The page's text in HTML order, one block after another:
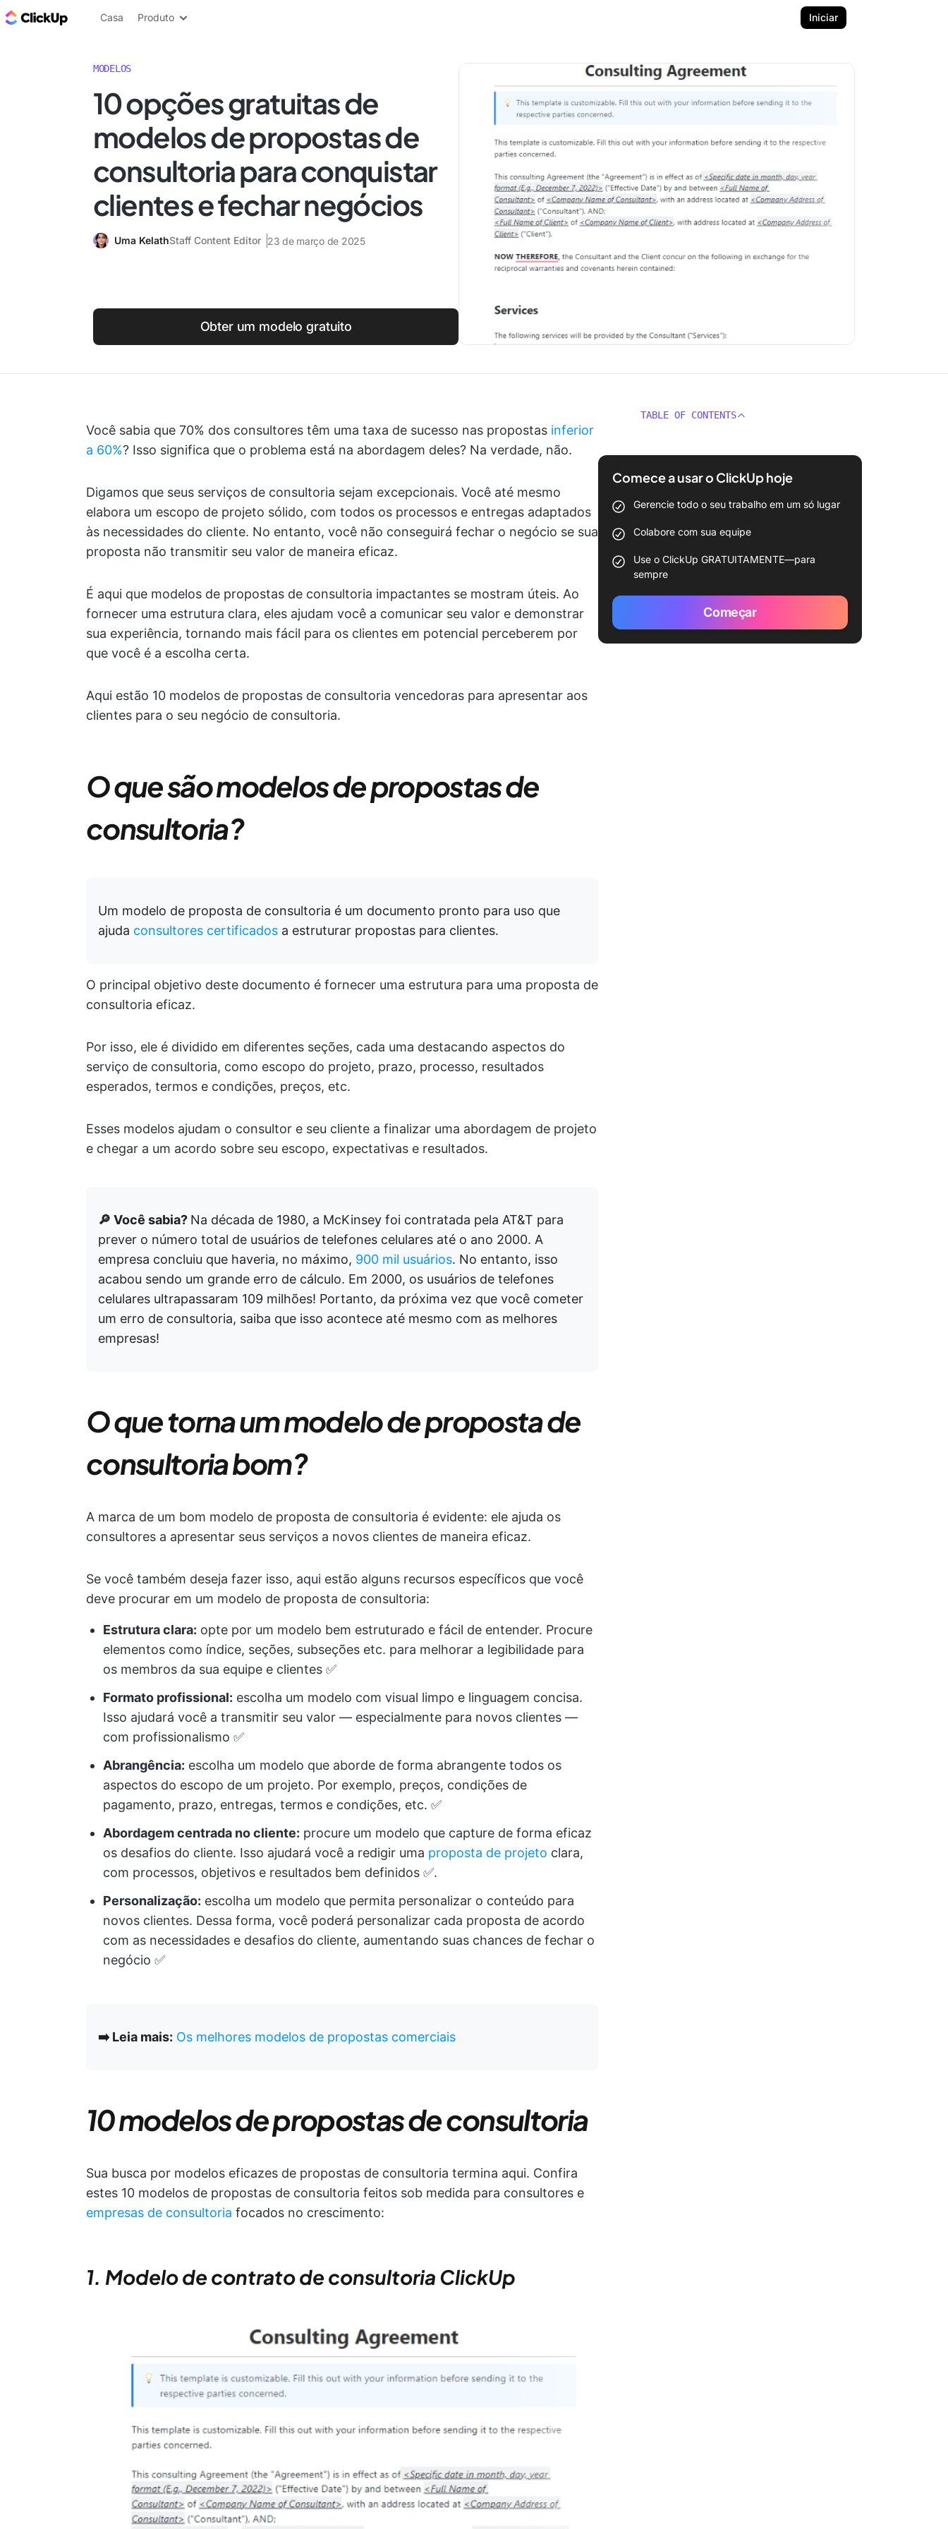
ClickUp Blogue
Casa Produto Iniciar
MODELOS
10 opções gratuitas de
modelos de propostas de
consultoria para conquistar
clientes e fechar negócios
Uma KelathStaff Content Editor 23 de março de 2025
Obter um modelo gratuito
Você sabia que 70% dos consultores têm uma taxa de sucesso nas propostas inferior
a 60%? Isso significa que o problema está na abordagem deles? Na verdade, não.
Digamos que seus serviços de consultoria sejam excepcionais. Você até mesmo
elabora um escopo de projeto sólido, com todos os processos e entregas adaptados
às necessidades do cliente. No entanto, você não conseguirá fechar o negócio se sua
proposta não transmitir seu valor de maneira eficaz.
É aqui que modelos de propostas de consultoria impactantes se mostram úteis. Ao
fornecer uma estrutura clara, eles ajudam você a comunicar seu valor e demonstrar
sua experiência, tornando mais fácil para os clientes em potencial perceberem por
que você é a escolha certa.
Aqui estão 10 modelos de propostas de consultoria vencedoras para apresentar aos
clientes para o seu negócio de consultoria.
O que são modelos de propostas de
consultoria?
Um modelo de proposta de consultoria é um documento pronto para uso que
ajuda consultores certificados a estruturar propostas para clientes.
O principal objetivo deste documento é fornecer uma estrutura para uma proposta de
consultoria eficaz.
Por isso, ele é dividido em diferentes seções, cada uma destacando aspectos do
serviço de consultoria, como escopo do projeto, prazo, processo, resultados
esperados, termos e condições, preços, etc.
Esses modelos ajudam o consultor e seu cliente a finalizar uma abordagem de projeto
e chegar a um acordo sobre seu escopo, expectativas e resultados.
🔎 Você sabia? Na década de 1980, a McKinsey foi contratada pela AT&T para
prever o número total de usuários de telefones celulares até o ano 2000. A
empresa concluiu que haveria, no máximo, 900 mil usuários. No entanto, isso
acabou sendo um grande erro de cálculo. Em 2000, os usuários de telefones
celulares ultrapassaram 109 milhões! Portanto, da próxima vez que você cometer
um erro de consultoria, saiba que isso acontece até mesmo com as melhores
empresas!
O que torna um modelo de proposta de
consultoria bom?
A marca de um bom modelo de proposta de consultoria é evidente: ele ajuda os
consultores a apresentar seus serviços a novos clientes de maneira eficaz.
Se você também deseja fazer isso, aqui estão alguns recursos específicos que você
deve procurar em um modelo de proposta de consultoria:
Estrutura clara: opte por um modelo bem estruturado e fácil de entender. Procure
elementos como índice, seções, subseções etc. para melhorar a legibilidade para
os membros da sua equipe e clientes ✅️
Formato profissional: escolha um modelo com visual limpo e linguagem concisa.
Isso ajudará você a transmitir seu valor — especialmente para novos clientes —
com profissionalismo ✅️
Abrangência: escolha um modelo que aborde de forma abrangente todos os
aspectos do escopo de um projeto. Por exemplo, preços, condições de
pagamento, prazo, entregas, termos e condições, etc. ✅️
Abordagem centrada no cliente: procure um modelo que capture de forma eficaz
os desafios do cliente. Isso ajudará você a redigir uma proposta de projeto clara,
com processos, objetivos e resultados bem definidos ✅️.
Personalização: escolha um modelo que permita personalizar o conteúdo para
novos clientes. Dessa forma, você poderá personalizar cada proposta de acordo
com as necessidades e desafios do cliente, aumentando suas chances de fechar o
negócio ✅️
➡️ Leia mais: Os melhores modelos de propostas comerciais
10 modelos de propostas de consultoria
Sua busca por modelos eficazes de propostas de consultoria termina aqui. Confira
estes 10 modelos de propostas de consultoria feitos sob medida para consultores e
empresas de consultoria focados no crescimento:
1. Modelo de contrato de consultoria ClickUp
TABLE OF CONTENTS
Comece a usar o ClickUp hoje
Gerencie todo o seu trabalho em um só lugar
Colabore com sua equipe
Use o ClickUp GRATUITAMENTE—para
sempre
Começar